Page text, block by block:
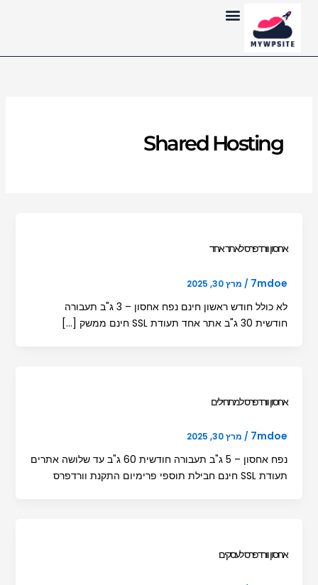
Shared Hosting
אחסון וורדפרס לאתר אחד
7mdoe
/ מרץ 30, 2025
לא כולל חודש ראשון חינם נפח אחסון – 3 ג"ב תעבורה
חודשית 30 ג"ב אתר אחד תעודת SSL חינם ממשק […]
אחסון וורדפרס למתחילים
7mdoe
/ מרץ 30, 2025
נפח אחסון – 5 ג"ב תעבורה חודשית 60 ג"ב עד שלושה אתרים
תעודת SSL חינם חבילת תוספי פרימיום התקנת וורדפרס
אחסון וורדפרס לעסקים